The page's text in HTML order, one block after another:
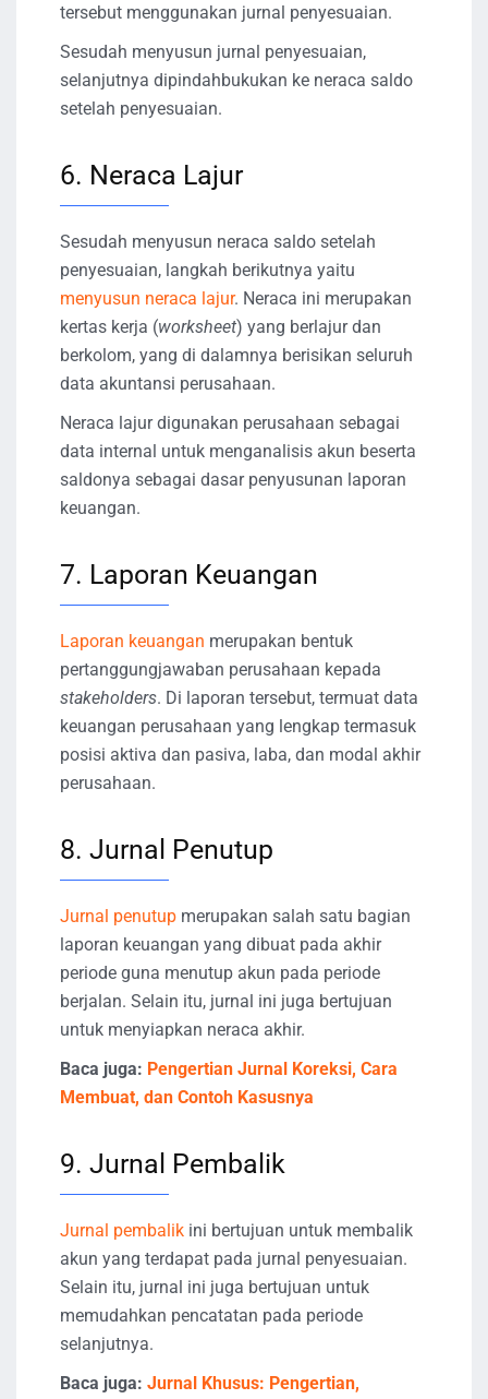
tersebut menggunakan jurnal penyesuaian.
Sesudah menyusun jurnal penyesuaian,
selanjutnya dipindahbukukan ke neraca saldo
setelah penyesuaian.
6. Neraca Lajur
Sesudah menyusun neraca saldo setelah
penyesuaian, langkah berikutnya yaitu
menyusun neraca lajur. Neraca ini merupakan
kertas kerja (worksheet) yang berlajur dan
berkolom, yang di dalamnya berisikan seluruh
data akuntansi perusahaan.
Neraca lajur digunakan perusahaan sebagai
data internal untuk menganalisis akun beserta
saldonya sebagai dasar penyusunan laporan
keuangan.
7. Laporan Keuangan
Laporan keuangan merupakan bentuk
pertanggungjawaban perusahaan kepada
stakeholders. Di laporan tersebut, termuat data
keuangan perusahaan yang lengkap termasuk
posisi aktiva dan pasiva, laba, dan modal akhir
perusahaan.
8. Jurnal Penutup
Jurnal penutup merupakan salah satu bagian
laporan keuangan yang dibuat pada akhir
periode guna menutup akun pada periode
berjalan. Selain itu, jurnal ini juga bertujuan
untuk menyiapkan neraca akhir.
Baca juga: Pengertian Jurnal Koreksi, Cara
Membuat, dan Contoh Kasusnya
9. Jurnal Pembalik
Jurnal pembalik ini bertujuan untuk membalik
akun yang terdapat pada jurnal penyesuaian.
Selain itu, jurnal ini juga bertujuan untuk
memudahkan pencatatan pada periode
selanjutnya.
Baca juga: Jurnal Khusus: Pengertian,